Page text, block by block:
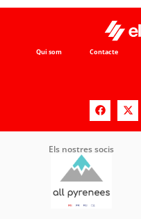
Qui som Contacte
Els nostres socis